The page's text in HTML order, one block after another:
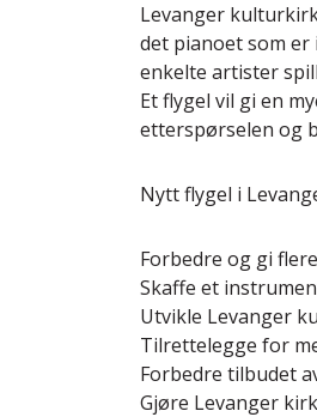
Levanger
det pianoet som
enkelte artister
Et flygel vil gi en
etterspørselen og
Nytt flygel i
Forbedre og gi
Skaffe et
Utvikle Levanger
Tilrettelegge for
Forbedre tilbudet
Gjøre Levanger